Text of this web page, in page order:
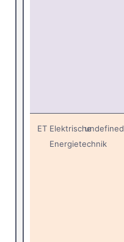
ET Elektrische
Energietechnik
undefined